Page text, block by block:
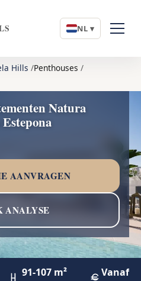
NL ▾
Hills Penthouses
Natura
AANVRAGEN
ANALYSE
91-107 m² Vanaf